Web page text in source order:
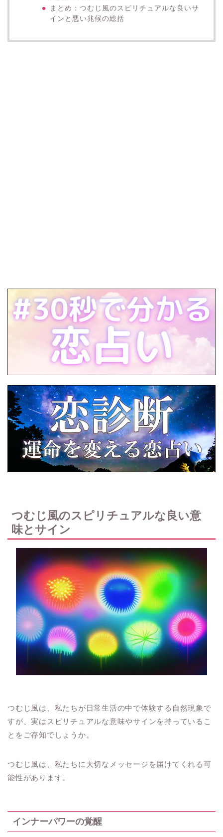
まとめ：つむじ風のスピリチュアルな良いサ
インと悪い兆候の総括
つむじ風のスピリチュアルな良い意
味とサイン
つむじ風は、私たちが日常生活の中で体験する自然現象で
すが、実はスピリチュアルな意味やサインを持っているこ
とをご存知でしょうか。
つむじ風は、私たちに大切なメッセージを届けてくれる可
能性があります。
インナーパワーの覚醒